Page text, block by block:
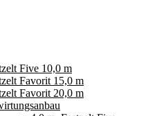
Five 10,0 m
Favorit 15,0 m
Favorit 20,0 m